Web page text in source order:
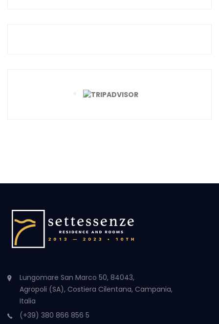
Lungomare San Marco 50, 84043,
Agropoli (SA), Costiera Cilentana, Campania,
Italia
(+39) 380 866 856 5